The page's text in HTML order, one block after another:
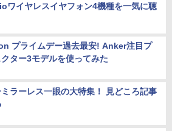
ワイヤレスイヤフォン4機種を一気に聴
プライムデー過去最安! Anker注目プ
クター3モデルを使ってみた
ミラーレス一眼の大特集！ 見どころ記事